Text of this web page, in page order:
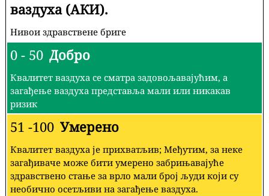
ваздуха (АКИ).
Нивои здравствене бриге
0 - 50 Добро
Квалитет ваздуха се сматра задовољавајућим, а
загађење ваздуха представља мали или никакав
ризик
51 -100 Умерено
Квалитет ваздуха је прихватљив; Међутим, за неке
загађиваче може бити умерено забрињавајуће
здравствено стање за врло мали број људи који су
необично осетљиви на загађење ваздуха.